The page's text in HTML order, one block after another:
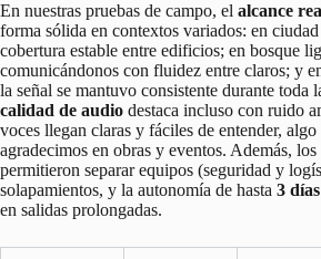
En nuestras pruebas de campo, el alcance
forma sólida en contextos variados: en
cobertura estable entre edificios; en bosque
comunicándonos con fluidez entre claros; y
la señal se mantuvo consistente durante toda
calidad de audio destaca incluso con ruido
voces llegan claras y fáciles de entender, algo
agradecimos en obras y eventos. Además, los
permitieron separar equipos (seguridad y
solapamientos, y la autonomía de hasta 3 días
en salidas prolongadas.